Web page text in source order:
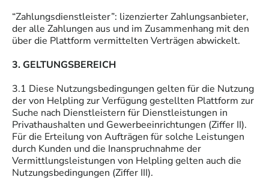
“Zahlungsdienstleister”: lizenzierter Zahlungsanbieter,
der alle Zahlungen aus und im Zusammenhang mit den
über die Plattform vermittelten Verträgen abwickelt.
3. GELTUNGSBEREICH
3.1 Diese Nutzungsbedingungen gelten für die Nutzung
der von Helpling zur Verfügung gestellten Plattform zur
Suche nach Dienstleistern für Dienstleistungen in
Privathaushalten und Gewerbeeinrichtungen (Ziffer II).
Für die Erteilung von Aufträgen für solche Leistungen
durch Kunden und die Inanspruchnahme der
Vermittlungsleistungen von Helpling gelten auch die
Nutzungsbedingungen (Ziffer III).